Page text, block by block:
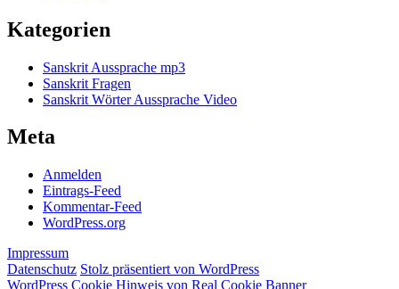
Kategorien
Sanskrit Aussprache mp3
Sanskrit Fragen
Sanskrit Wörter Aussprache Video
Meta
Anmelden
Eintrags-Feed
Kommentar-Feed
WordPress.org
Impressum
Datenschutz Stolz präsentiert von WordPress
WordPress Cookie Hinweis von Real Cookie Banner